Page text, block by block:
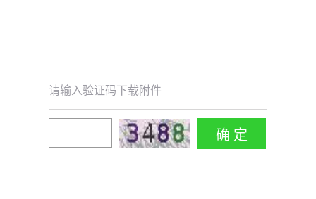
请输入验证码下载附件